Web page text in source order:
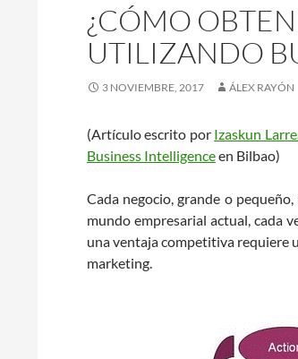
¿CÓMO
UTILIZANDO
3 NOVIEMBRE, 2017 ÁLEX RAYÓN
(Artículo escrito por Izaskun
Business Intelligenceen Bilbao)
Cada negocio, grande o
mundo empresarial actual, cada
una ventaja competitiva requiere
marketing.